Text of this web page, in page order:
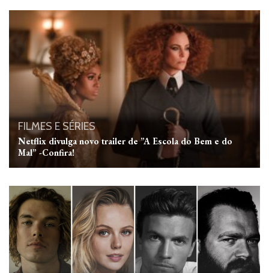
FILMES E SÉRIES
Netflix divulga novo trailer de ”A Escola do Bem e do
Mal” -Confira!